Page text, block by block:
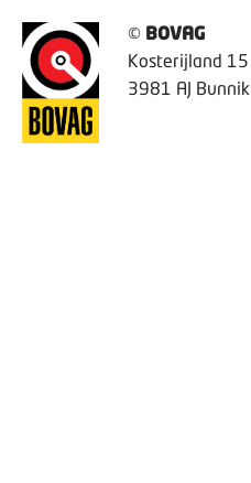
© BOVAG
Kosterijland 15
3981 AJ Bunnik